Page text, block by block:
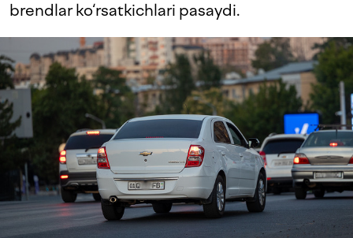
brendlar ko‘rsatkichlari pasaydi.